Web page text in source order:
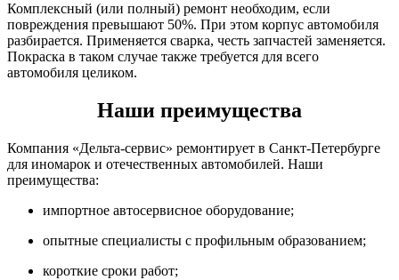
Комплексный (или полный) ремонт необходим, если
повреждения превышают 50%. При этом корпус автомобиля
разбирается. Применяется сварка, честь запчастей заменяется.
Покраска в таком случае также требуется для всего
автомобиля целиком.
Наши преимущества
Компания «Дельта-сервис» ремонтирует в Санкт-Петербурге
для иномарок и отечественных автомобилей. Наши
преимущества:
импортное автосервисное оборудование;
опытные специалисты с профильным образованием;
короткие сроки работ;